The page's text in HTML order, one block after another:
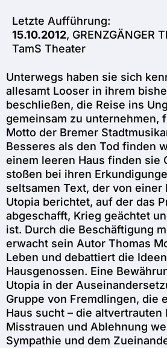
Letzte Aufführung:
15.10.2012, GRENZGÄNGER
TamS Theater
Unterwegs haben sie sich
allesamt Looser in ihrem
beschließen, die Reise ins
gemeinsam zu unternehmen,
Motto der Bremer
Besseres als den Tod finden
einem leeren Haus finden sie
stoßen bei ihren
seltsamen Text, der von einer
Utopia berichtet, auf der das
abgeschafft, Krieg geächtet
ist. Durch die Beschäftigung
erwacht sein Autor Thomas
Leben und debattiert die
Hausgenossen. Eine
Utopia in der
Gruppe von Fremdlingen, die
Haus sucht – die altvertrauten
Misstrauen und Ablehnung
Sympathie und dem